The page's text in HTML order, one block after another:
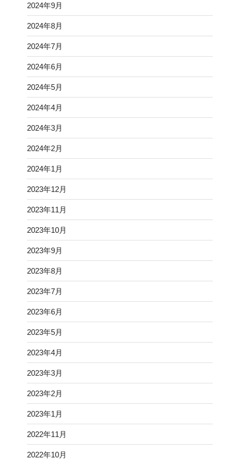
2024年9月
2024年8月
2024年7月
2024年6月
2024年5月
2024年4月
2024年3月
2024年2月
2024年1月
2023年12月
2023年11月
2023年10月
2023年9月
2023年8月
2023年7月
2023年6月
2023年5月
2023年4月
2023年3月
2023年2月
2023年1月
2022年11月
2022年10月